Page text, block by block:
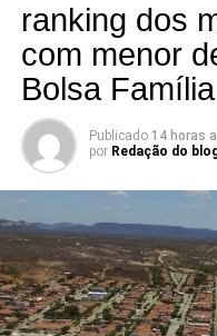
ranking dos
com menor
Bolsa Família
Publicado 14 horas
por Redação do